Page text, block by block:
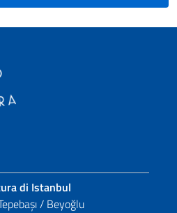
di Istanbul
/ Beyoğlu